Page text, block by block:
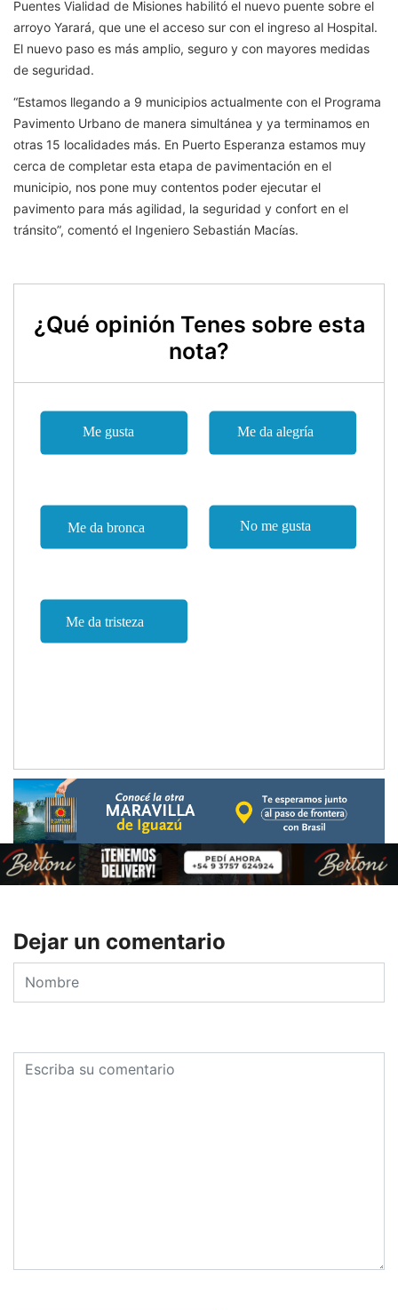
Puentes Vialidad de Misiones habilitó el nuevo puente sobre el
arroyo Yarará, que une el acceso sur con el ingreso al Hospital.
El nuevo paso es más amplio, seguro y con mayores medidas
de seguridad.
“Estamos llegando a 9 municipios actualmente con el Programa
Pavimento Urbano de manera simultánea y ya terminamos en
otras 15 localidades más. En Puerto Esperanza estamos muy
cerca de completar esta etapa de pavimentación en el
municipio, nos pone muy contentos poder ejecutar el
pavimento para más agilidad, la seguridad y confort en el
tránsito”, comentó el Ingeniero Sebastián Macías.
¿Qué opinión Tenes sobre esta
nota?
Dejar un comentario